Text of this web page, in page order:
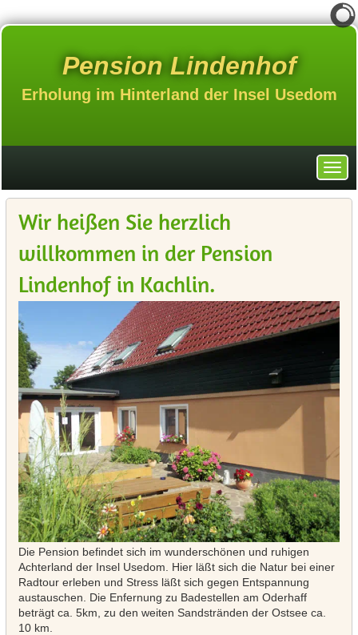
Pension Lindenhof
Erholung im Hinterland der Insel Usedom
Wir heißen Sie herzlich
willkommen in der Pension
Lindenhof in Kachlin.
Die Pension befindet sich im wunderschönen und ruhigen
Achterland der Insel Usedom. Hier läßt sich die Natur bei einer
Radtour erleben und Stress läßt sich gegen Entspannung
austauschen. Die Enfernung zu Badestellen am Oderhaff
beträgt ca. 5km, zu den weiten Sandstränden der Ostsee ca.
10 km.